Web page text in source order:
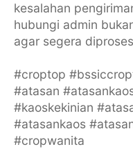
kesalahan
hubungi admin
agar segera
#croptop
#atasan
#kaoskekinian
#atasankaos
#cropwanita